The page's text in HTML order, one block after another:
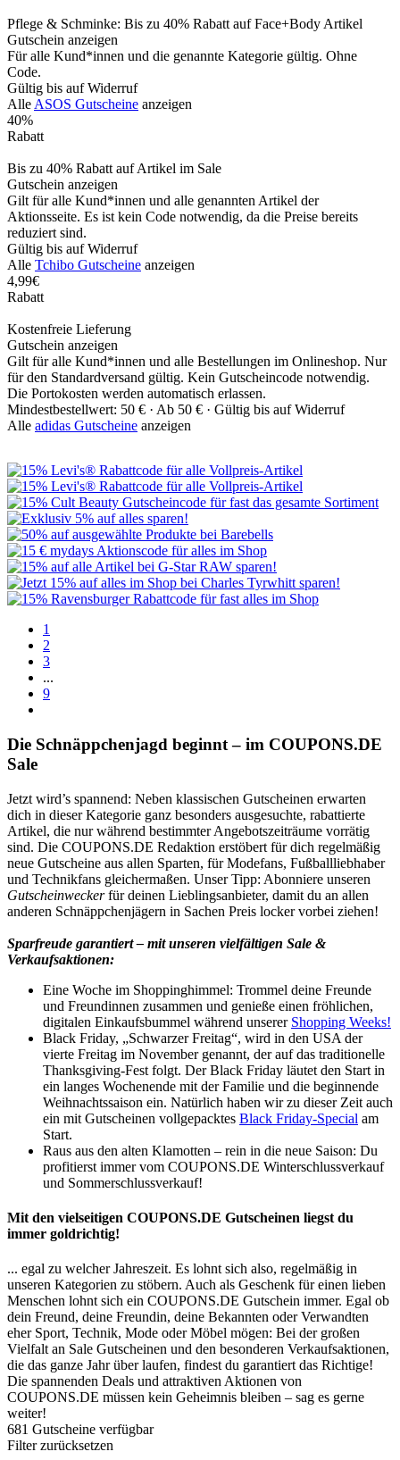
Pflege & Schminke: Bis zu 40% Rabatt auf Face+Body Artikel
Gutschein anzeigen
Für alle Kund*innen und die genannte Kategorie gültig. Ohne
Code.
Gültig bis auf Widerruf
AlleASOS Gutscheine anzeigen
40%
Rabatt
Bis zu 40% Rabatt auf Artikel im Sale
Gutschein anzeigen
Gilt für alle Kund*innen und alle genannten Artikel der
Aktionsseite. Es ist kein Code notwendig, da die Preise bereits
reduziert sind.
Gültig bis auf Widerruf
Alle Tchibo Gutscheine anzeigen
4,99€
Rabatt
Kostenfreie Lieferung
Gutschein anzeigen
Gilt für alle Kund*innen und alle Bestellungen im Onlineshop. Nur
für den Standardversand gültig. Kein Gutscheincode notwendig.
Die Portokosten werden automatisch erlassen.
Mindestbestellwert: 50 € · Ab 50 € · Gültig bis auf Widerruf
Alle adidas Gutscheine anzeigen
1
2
3
...
9
Die Schnäppchenjagd beginnt – im COUPONS.DE
Sale
Jetzt wird’s spannend: Neben klassischen Gutscheinen erwarten
dich in dieser Kategorie ganz besonders ausgesuchte, rabattierte
Artikel, die nur während bestimmter Angebotszeiträume vorrätig
sind. Die COUPONS.DE Redaktion erstöbert für dich regelmäßig
neue Gutscheine aus allen Sparten, für Modefans, Fußballliebhaber
und Technikfans gleichermaßen. Unser Tipp: Abonniere unseren
Gutscheinweckerfür deinen Lieblingsanbieter, damit du an allen
anderen Schnäppchenjägern in Sachen Preis locker vorbei ziehen!
Sparfreude garantiert – mit unseren vielfältigen Sale &
Verkaufsaktionen:
Eine Woche im Shoppinghimmel: Trommel deine Freunde
und Freundinnen zusammen und genieße einen fröhlichen,
digitalen Einkaufsbummel während unserer Shopping Weeks!
Black Friday, „Schwarzer Freitag“, wird in den USA der
vierte Freitag im November genannt, der auf das traditionelle
Thanksgiving-Fest folgt. Der Black Friday läutet den Start in
ein langes Wochenende mit der Familie und die beginnende
Weihnachtssaison ein. Natürlich haben wir zu dieser Zeit auch
ein mit Gutscheinen vollgepacktes Black Friday-Special am
Start.
Raus aus den alten Klamotten – rein in die neue Saison: Du
profitierst immer vom COUPONS.DE Winterschlussverkauf
und Sommerschlussverkauf!
Mit den vielseitigen COUPONS.DE Gutscheinen liegst du
immer goldrichtig!
... egal zu welcher Jahreszeit. Es lohnt sich also, regelmäßig in
unseren Kategorien zu stöbern. Auch als Geschenk für einen lieben
Menschen lohnt sich ein COUPONS.DE Gutschein immer. Egal ob
dein Freund, deine Freundin, deine Bekannten oder Verwandten
eher Sport, Technik, Mode oder Möbel mögen: Bei der großen
Vielfalt an Sale Gutscheinen und den besonderen Verkaufsaktionen,
die das ganze Jahr über laufen, findest du garantiert das Richtige!
Die spannenden Deals und attraktiven Aktionen von
COUPONS.DE müssen kein Geheimnis bleiben – sag es gerne
weiter!
681 Gutscheine verfügbar
Filter zurücksetzen